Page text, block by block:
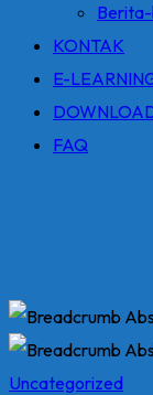
KONTAK
E-
FAQ
Uncategorized